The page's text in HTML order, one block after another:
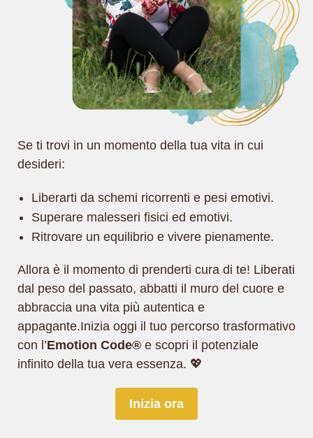
Se ti trovi in un momento della tua vita in cui
desideri:
Liberarti da schemi ricorrenti e pesi emotivi.
Superare malesseri fisici ed emotivi.
Ritrovare un equilibrio e vivere pienamente.
Allora è il momento di prenderti cura di te! Liberati
dal peso del passato, abbatti il muro del cuore e
abbraccia una vita più autentica e
appagante.Inizia oggi il tuo percorso trasformativo
con l’Emotion Code® e scopri il potenziale
infinito della tua vera essenza. 💖
Inizia ora